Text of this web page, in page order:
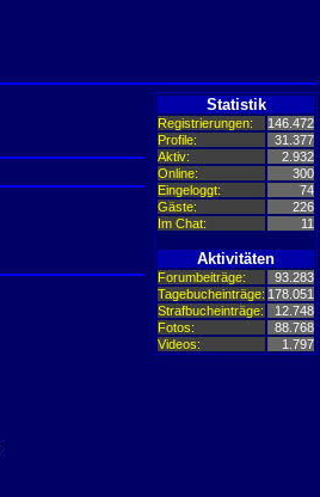
Statistik
Registrierungen:
146.472
Profile:
31.377
Aktiv:
2.932
Online:
300
Eingeloggt:
74
Gäste:
226
Im Chat:
11
Aktivitäten
Forumbeiträge:
93.283
Tagebucheinträge: 178.051
Strafbucheinträge:
12.748
Fotos:
88.768
Videos:
1.797